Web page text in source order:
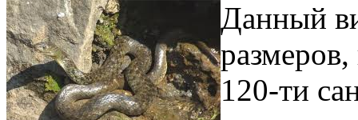
Данный
размеров,
120-ти